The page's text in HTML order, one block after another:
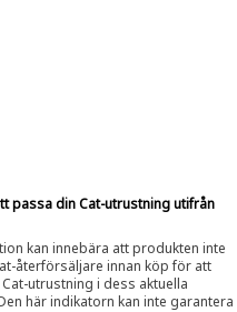
tightly fitted
and repair
bolts are fitted within
to the pin or bolt to push it
passa din Cat-utrustning utifrån
kan innebära att produkten inte
återförsäljare innan köp för att
utrustning i dess aktuella
här indikatorn kan inte garantera